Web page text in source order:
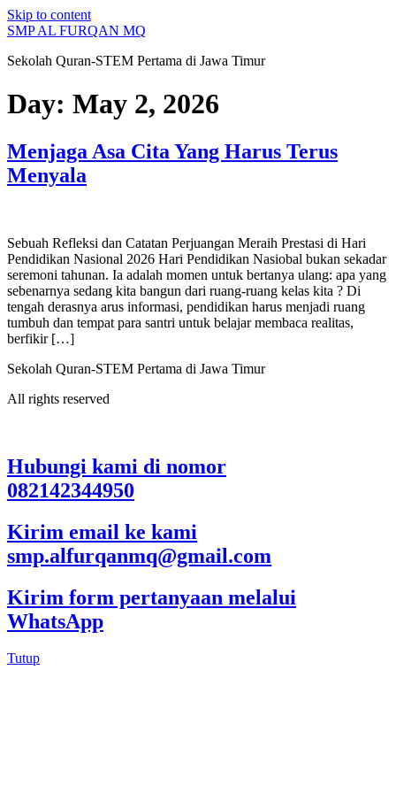
Skip to content
SMP AL FURQAN MQ
Sekolah Quran-STEM Pertama di Jawa Timur
Day: May 2, 2026
Menjaga Asa Cita Yang Harus Terus
Menyala
Sebuah Refleksi dan Catatan Perjuangan Meraih Prestasi di Hari
Pendidikan Nasional 2026 Hari Pendidikan Nasiobal bukan sekadar
seremoni tahunan. Ia adalah momen untuk bertanya ulang: apa yang
sebenarnya sedang kita bangun dari ruang-ruang kelas kita ? Di
tengah derasnya arus informasi, pendidikan harus menjadi ruang
tumbuh dan tempat para santri untuk belajar membaca realitas,
berfikir […]
Sekolah Quran-STEM Pertama di Jawa Timur
All rights reserved
Hubungi kami di nomor
082142344950
Kirim email ke kami
smp.alfurqanmq@gmail.com
Kirim form pertanyaan melalui
WhatsApp
Tutup